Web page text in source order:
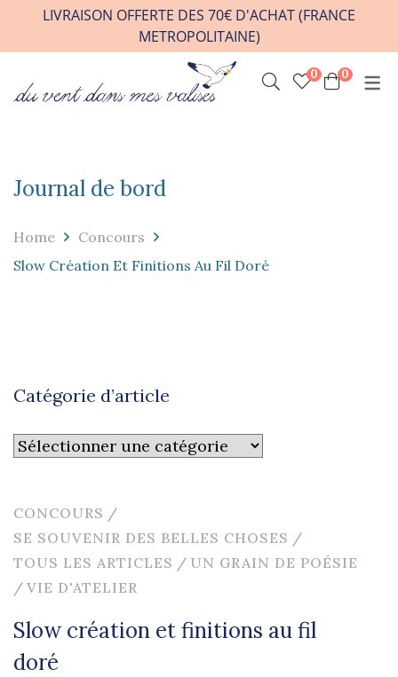
INFOS PRATIQUES
CONTACT
FAQ
REVENDEURS
LIVRAISON OFFERTE DES 70€ D'ACHAT (FRANCE
METROPOLITAINE)
0 0
Journal de bord
Home
Concours
Slow Création Et Finitions Au Fil Doré
CONCOURS /
SE SOUVENIR DES BELLES CHOSES /
TOUS LES ARTICLES / UN GRAIN DE POÉSIE
/ VIE D'ATELIER
Slow création et finitions au fil
doré
Catégorie d’article
Catégorie